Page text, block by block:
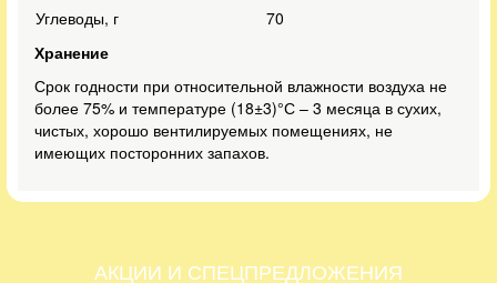
Углеводы, г
70
Хранение
Срок годности при относительной влажности воздуха не
более 75% и температуре (18±3)°С – 3 месяца в сухих,
чистых, хорошо вентилируемых помещениях, не
имеющих посторонних запахов.
АКЦИИ И СПЕЦПРЕДЛОЖЕНИЯ